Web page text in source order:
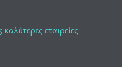
εταιρείες